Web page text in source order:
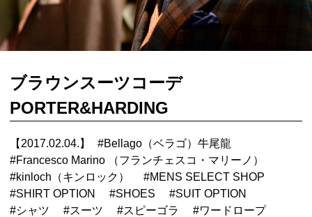
ブラウンスーツコーデ
PORTER&HARDING
【2017.02.04.】 #Bellago（ベラゴ）牛尾龍
#Francesco Marino （フランチェスコ・マリーノ）
#kinloch（キンロック） #MENS SELECT SHOP
#SHIRT OPTION #SHOES #SUIT OPTION
#シャツ #スーツ #スピーゴラ #ワードロープ